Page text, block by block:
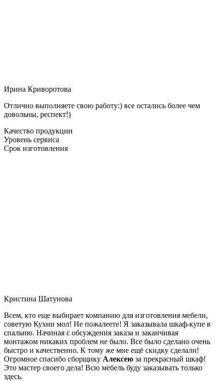
Ирина Криворотова
Отлично выполняете свою работу:) все остались более чем
довольны, респект!)
Качество продукции
Уровень сервиса
Срок изготовления
Кристина Шатунова
Всем, кто еще выбирает компанию для изготовления мебели,
советую Кухни мол! Не пожалеете! Я заказывала шкаф-купе в
спальню. Начиная с обсуждения заказа и заканчивая
монтажом никаких проблем не было. Все было сделано очень
быстро и качественно. К тому же мне ещё скидку сделали!
Огромное спасибо сборщику Алексею за прекрасный шкаф!
Это мастер своего дела! Всю мебель буду заказывать только
здесь.